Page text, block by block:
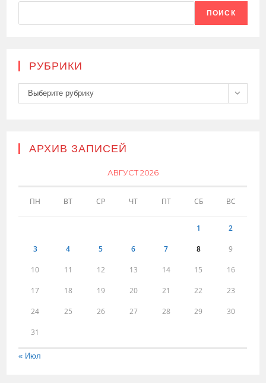
ПОИСК
РУБРИКИ
Рубрики
Выберите рубрику
АРХИВ ЗАПИСЕЙ
АВГУСТ 2026
ПН ВТ СР ЧТ ПТ СБ ВС
1 2
3 4 5 6 7 8 9
10 11 12 13 14 15 16
17 18 19 20 21 22 23
24 25 26 27 28 29 30
31
« Июл